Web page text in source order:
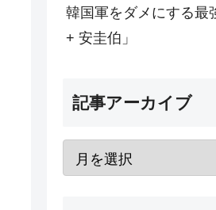
韓国軍をダメにする最
+ 安圭伯」
記事アーカイブ